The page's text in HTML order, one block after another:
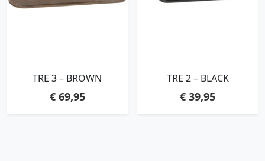
TRE 3 – BROWN
€69,95
TRE 2 – BLACK
€ 39,95